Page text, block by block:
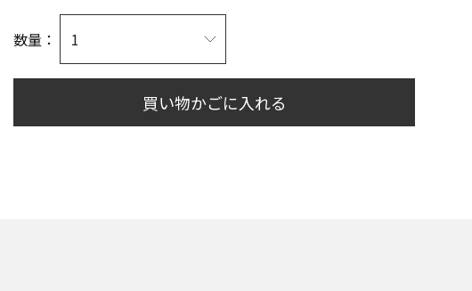
数量：
買い物かごに入れる